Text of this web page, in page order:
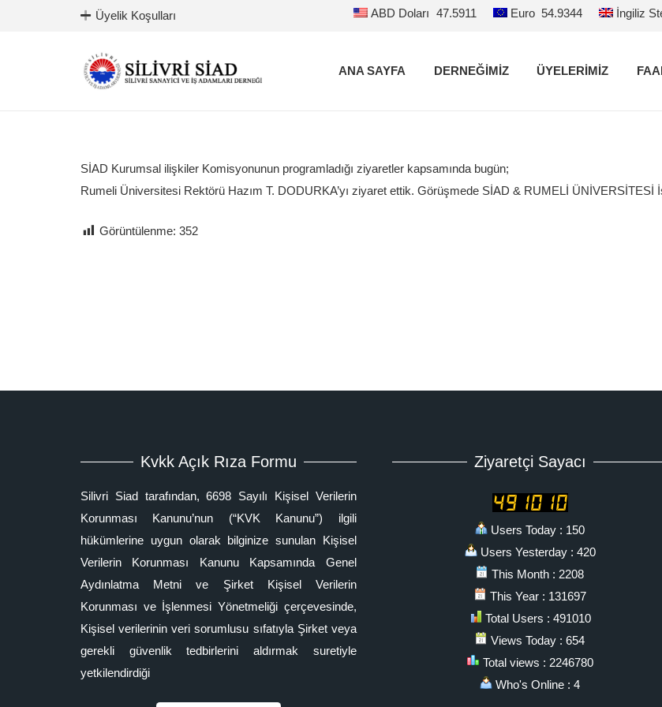
Üyelik Koşulları ABD Doları 47.5911 Euro 54.9344 İngiliz
ANA SAYFA DERNEĞİMİZ ÜYELERİMİZ
SİAD Kurumsal ilişkiler Komisyonunun programladığı ziyaretler kapsamında bugün;
Rumeli Üniversitesi Rektörü Hazım T. DODURKA’yı ziyaret ettik. Görüşmede SİAD & RUMELİ ÜNİVERSİTESİ
Görüntülenme: 352
Kvkk Açık Rıza Formu
Silivri Siad tarafından, 6698 Sayılı Kişisel Verilerin
Korunması Kanunu’nun (“KVK Kanunu”) ilgili
hükümlerine uygun olarak bilginize sunulan Kişisel
Verilerin Korunması Kanunu Kapsamında Genel
Aydınlatma Metni ve Şirket Kişisel Verilerin
Korunması ve İşlenmesi Yönetmeliği çerçevesinde,
Kişisel verilerinin veri sorumlusu sıfatıyla Şirket veya
gerekli güvenlik tedbirlerini aldırmak suretiyle
yetkilendirdiği
Ziyaretçi Sayacı
Users Today : 150
Users Yesterday : 420
This Month : 2208
This Year : 131697
Total Users : 491010
Views Today : 654
Total views : 2246780
Who's Online : 4